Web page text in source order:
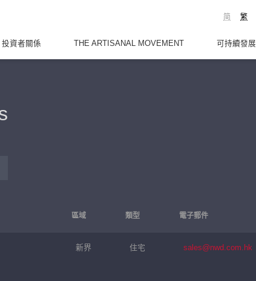
繁
简
投資者關係 THE ARTISANAL MOVEMENT 可持續發展
區域 類型 電子郵件
新界 住宅 sales@nwd.com.hk